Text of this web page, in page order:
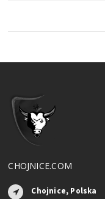
CHOJNICE.COM
Chojnice, Polska